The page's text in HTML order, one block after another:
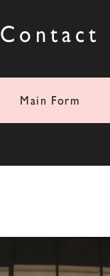
Contact
Main Form